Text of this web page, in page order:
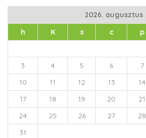
2026. augusztus
h
K s c p
3
4 5 6 7
10
11 12 13 14
17
18 19 20 21
24
25 26 27 28
31